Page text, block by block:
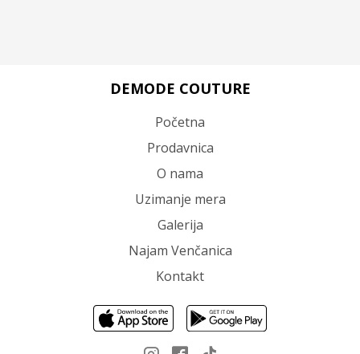
DEMODE COUTURE
Početna
Prodavnica
O nama
Uzimanje mera
Galerija
Najam Venčanica
Kontakt